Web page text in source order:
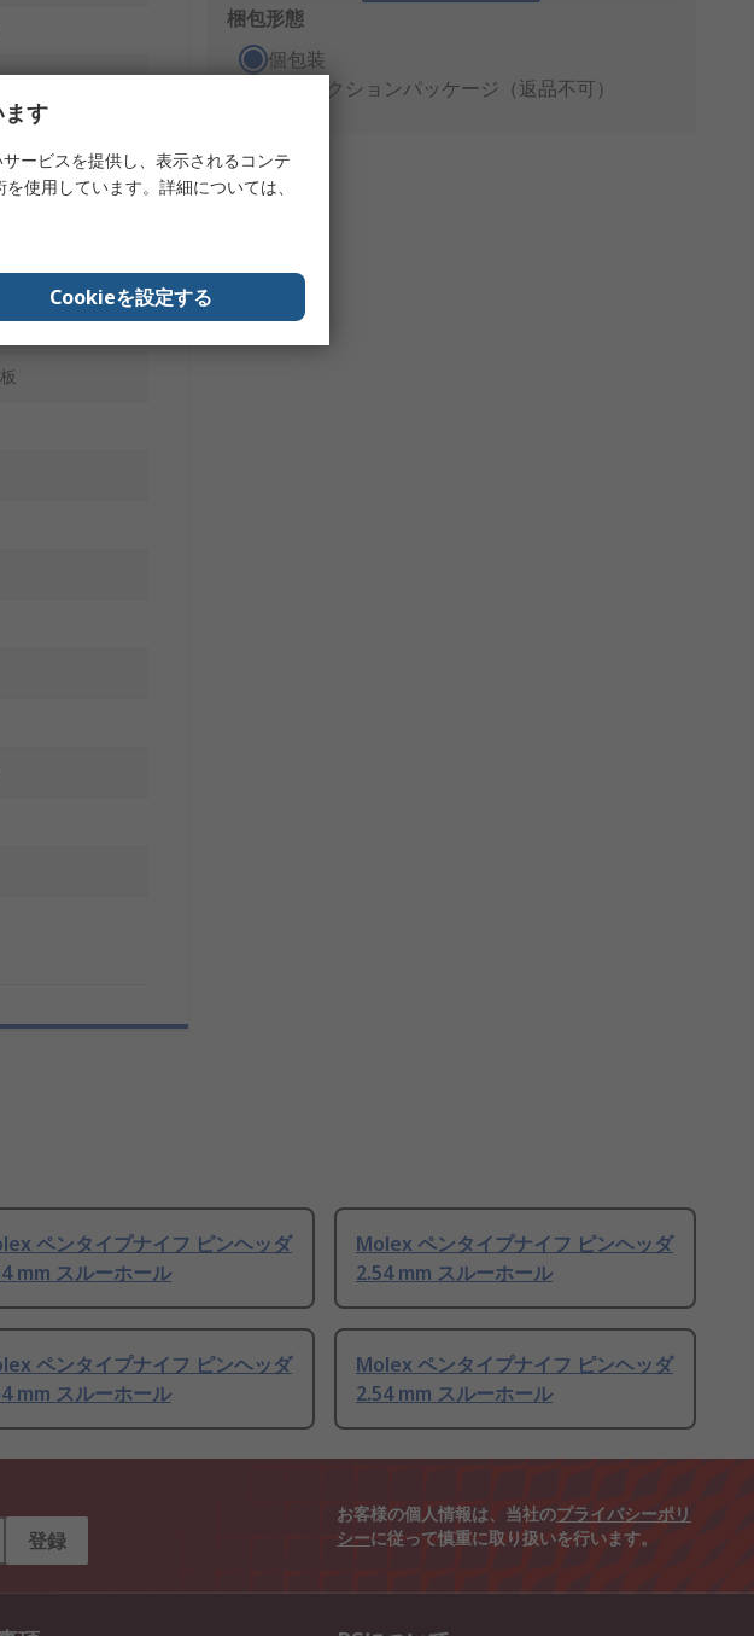
梱包形態
個包装
プロダクションパッケージ（返品不可）
ル
なし
ル
ペンタイプナイフ ピンヘッダ
mm スルーホール
Molex ペンタイプナイフ ピンヘッダ
2.54 mm スルーホール
ペンタイプナイフ ピンヘッダ
mm スルーホール
Molex ペンタイプナイフ ピンヘッダ
2.54 mm スルーホール
登録
お客様の個人情報は、当社のプライバシーポリ
シーに従って慎重に取り扱いを行います。
す
ービスを提供し、表示されるコンテ
使用しています。詳細については、
Cookieを設定する